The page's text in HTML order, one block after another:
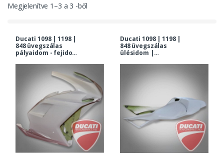
Megjelenítve 1 –3 a 3 -ből
Ducati 1098 | 1198 |
848 üvegszálas
pályaidom - fejidom
hasidom
Ducati 1098 | 1198 |
848 üvegszálas
ülésidom |